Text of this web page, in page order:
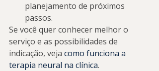
planejamento de próximos
passos.
Se você quer conhecer melhor o
serviço e as possibilidades de
indicação, veja como funciona a
terapia neural na clínica.